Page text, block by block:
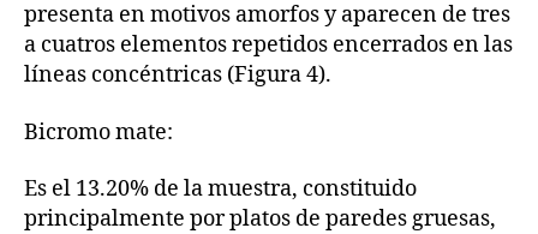
presenta en motivos amorfos y aparecen de tres
a cuatros elementos repetidos encerrados en las
líneas concéntricas (Figura 4).
Bicromo mate:
Es el 13.20% de la muestra, constituido
principalmente por platos de paredes gruesas,